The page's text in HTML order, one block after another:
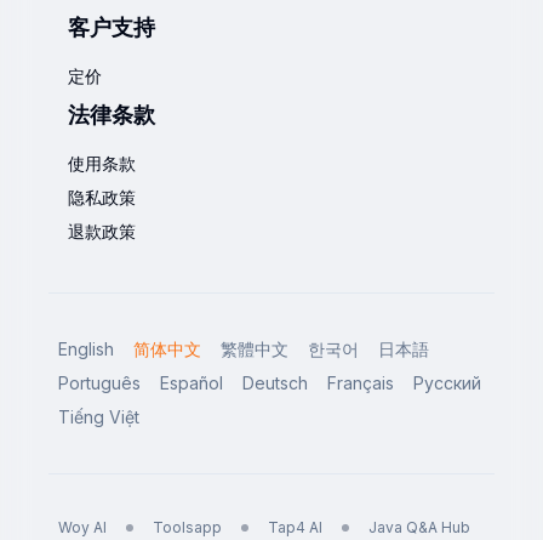
客户支持
定价
法律条款
使用条款
隐私政策
退款政策
English 简体中文 繁體中文 한국어
日本語
Português
Español Deutsch Français
Русский
Tiếng Việt
Woy AI Toolsapp Tap4 AI Java Q&A Hub